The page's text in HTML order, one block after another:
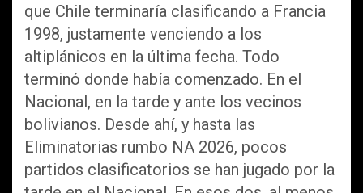
que Chile terminaría clasificando a Francia
1998, justamente venciendo a los
altiplánicos en la última fecha. Todo
terminó donde había comenzado. En el
Nacional, en la tarde y ante los vecinos
bolivianos. Desde ahí, y hasta las
Eliminatorias rumbo NA 2026, pocos
partidos clasificatorios se han jugado por la